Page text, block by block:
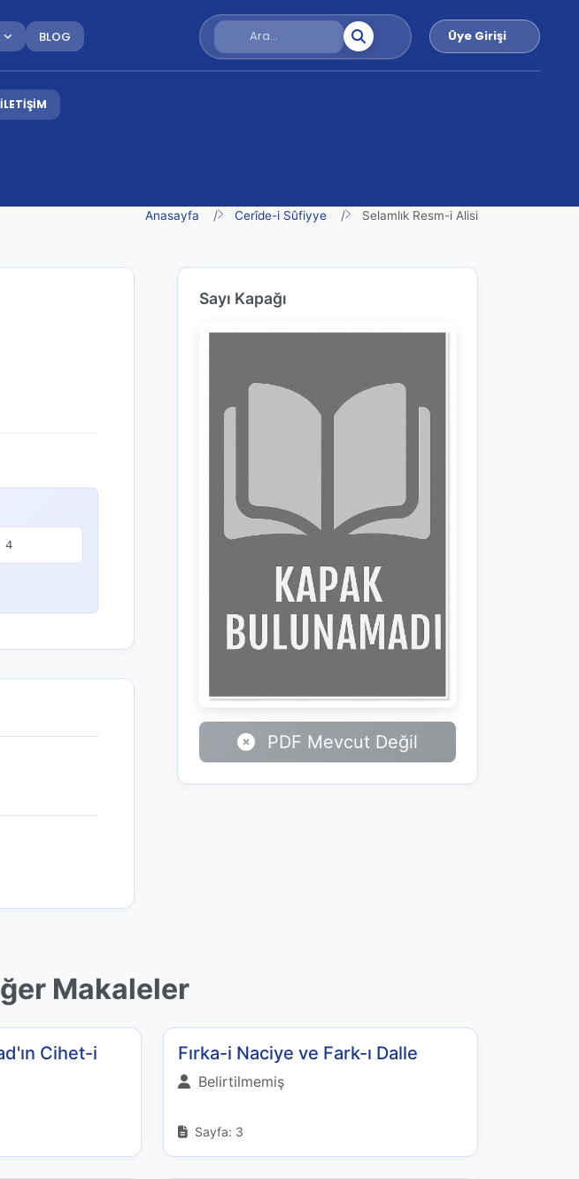
BLOG Üye Girişi
İLETİŞİM
Anasayfa Cerîde-i Sûfiyye Selamlık Resm-i Alisi
Sayı Kapağı
PDF Mevcut Değil
Makaleler
Cihet-i
Fırka-i Naciye ve Fark-ı Dalle
Belirtilmemiş
Sayfa: 3